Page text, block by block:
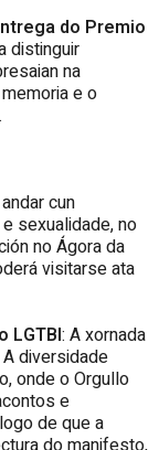
do Premio
distinguir
na
e o
cun
sexualidade, no
no Ágora da
visitarse ata
LGTBI: A xornada
diversidade
onde o Orgullo
e
de que a